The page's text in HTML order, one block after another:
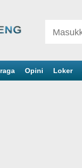
Opini Loker